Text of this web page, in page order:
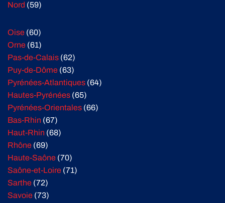
Nord (59)
Oise (60)
Orne (61)
Pas-de-Calais (62)
Puy-de-Dôme (63)
Pyrénées-Atlantiques (64)
Hautes-Pyrénées (65)
Pyrénées-Orientales (66)
Bas-Rhin (67)
Haut-Rhin (68)
Rhône (69)
Haute-Saône (70)
Saône-et-Loire (71)
Sarthe (72)
Savoie (73)